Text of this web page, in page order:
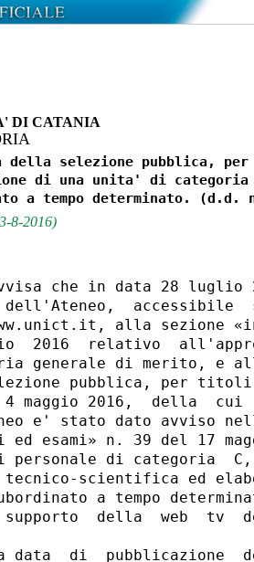
DI CATANIA
della selezione pubblica,
di una unita' di
8-2016)
che in data 28 luglio
dell'Ateneo,
alla sezione
2016  relativo
generale di merito, e
pubblica, per
4 maggio 2016,  della
e' stato dato avviso
ed esami» n. 39 del 17
di categoria  C,
tecnico-scientifica ed
a tempo
supporto  della  web
data  di  pubblicazione